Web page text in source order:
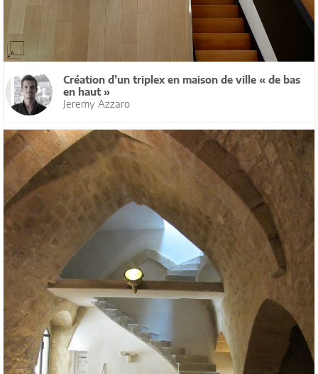
Création d’un triplex en maison de ville « de bas
en haut »
Jeremy Azzaro